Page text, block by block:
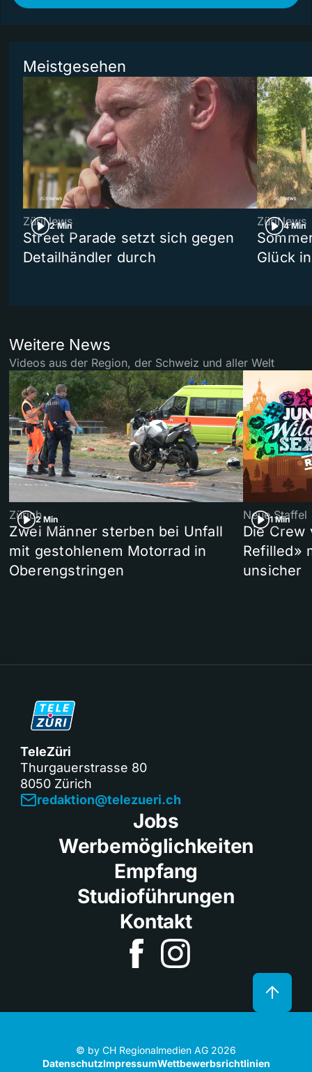
Meistgesehen
2 Min
ZüriNews
Street Parade setzt sich gegen
Detailhändler durch
4 Min
ZüriNews
Glück
Weitere News
Videos aus der Region, der Schweiz und aller Welt
2 Min
Zürich
Zwei Männer sterben bei Unfall
mit gestohlenem Motorrad in
Oberengstringen
1 Min
Neue Staffel
Die Crew
Refilled»
unsicher
TeleZüri
Thurgauerstrasse 80
8050 Zürich
redaktion@telezueri.ch
Jobs
Werbemöglichkeiten
Empfang
Studioführungen
Kontakt
© by CH Regionalmedien AG 2026
DatenschutzImpressumWettbewerbsrichtlinien